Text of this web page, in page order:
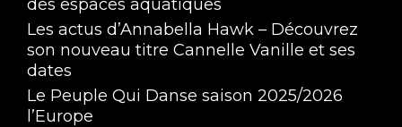
Interview de Jean-Baptiste Bonnet,
réalisateur de Save our souls
Mar 26, 2025 • 18:44
des espaces aquatiques
Les actus d’Annabella Hawk – Découvrez
son nouveau titre Cannelle Vanille et ses
dates
Le Peuple Qui Danse saison 2025/2026
l’Europe